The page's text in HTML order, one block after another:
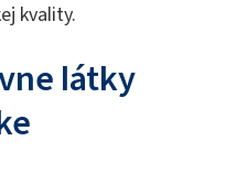
kvality.
látky